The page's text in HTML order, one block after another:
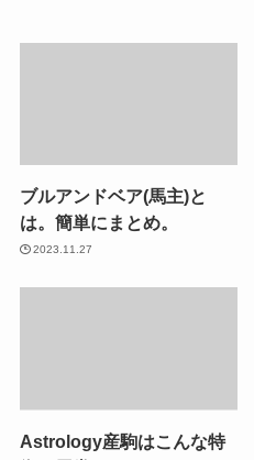
ブルアンドベア(馬主)と
は。簡単にまとめ。
2023.11.27
Astrology産駒はこんな特